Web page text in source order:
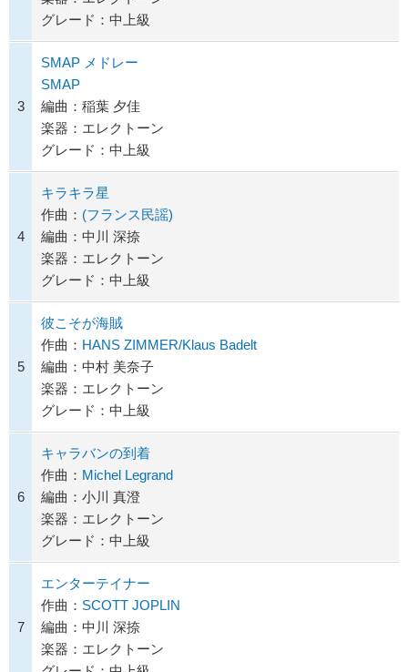
グレード：中上級
3
SMAP メドレー
SMAP
編曲：稲葉 夕佳
楽器：エレクトーン
グレード：中上級
4
キラキラ星
作曲： (フランス民謡)
編曲：中川 深捺
楽器：エレクトーン
グレード：中上級
5
彼こそが海賊
作曲： HANS ZIMMER/Klaus Badelt
編曲：中村 美奈子
楽器：エレクトーン
グレード：中上級
6
キャラバンの到着
作曲： Michel Legrand
編曲：小川 真澄
楽器：エレクトーン
グレード：中上級
7
エンターテイナー
作曲： SCOTT JOPLIN
編曲：中川 深捺
楽器：エレクトーン